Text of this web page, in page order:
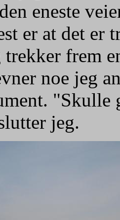
eneste
er at det er
frem
noe jeg
"Skulle
jeg.